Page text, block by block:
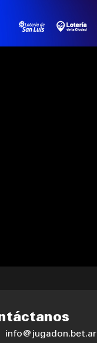
info@jugadon.bet.ar